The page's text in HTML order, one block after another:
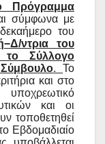
Πρόγραμμα
σύμφωνα με
του
ντρια του
Σύλλογο
.Το
και στο
υποχρεωτικό
και οι
τοποθετηθεί
Εβδομαδιαίο